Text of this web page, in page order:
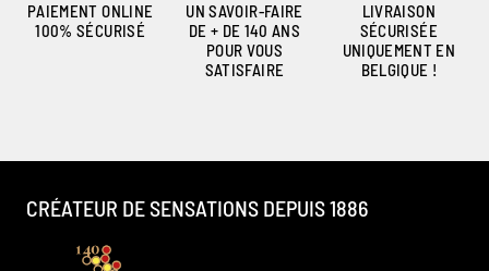
PAIEMENT ONLINE
100% SÉCURISÉ
UN SAVOIR-FAIRE
DE + DE 140 ANS
POUR VOUS
SATISFAIRE
LIVRAISON
SÉCURISÉE
UNIQUEMENT EN
BELGIQUE !
CRÉATEUR DE SENSATIONS DEPUIS 1886